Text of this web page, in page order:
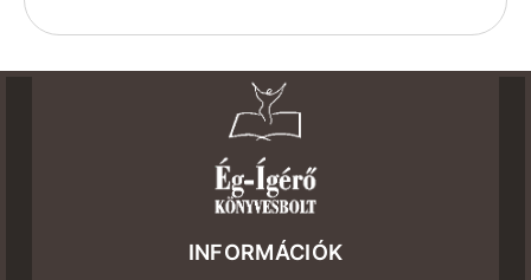
INFORMÁCIÓK